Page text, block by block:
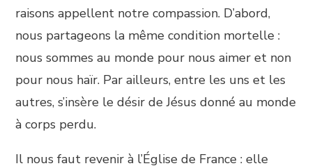
raisons appellent notre compassion. D’abord,
nous partageons la même condition mortelle :
nous sommes au monde pour nous aimer et non
pour nous haïr. Par ailleurs, entre les uns et les
autres, s’insère le désir de Jésus donné au monde
à corps perdu.
Il nous faut revenir à l’Église de France : elle